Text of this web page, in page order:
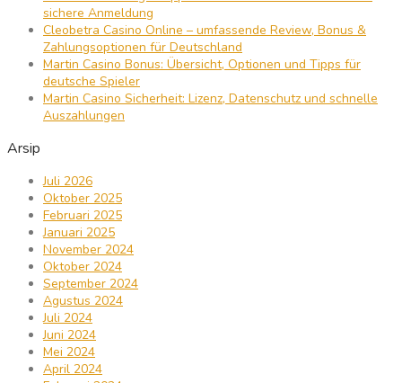
sichere Anmeldung
Cleobetra Casino Online – umfassende Review, Bonus &
Zahlungsoptionen für Deutschland
Martin Casino Bonus: Übersicht, Optionen und Tipps für
deutsche Spieler
Martin Casino Sicherheit: Lizenz, Datenschutz und schnelle
Auszahlungen
Arsip
Juli 2026
Oktober 2025
Februari 2025
Januari 2025
November 2024
Oktober 2024
September 2024
Agustus 2024
Juli 2024
Juni 2024
Mei 2024
April 2024